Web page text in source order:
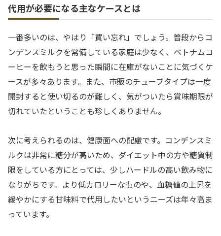
代用が必要になる主なケースとは
一番多いのは、やはり「買い忘れ」でしょう。普段からコ
ンデンスミルクを常備している家庭は少なく、ベトナムコ
ーヒーを飲もうと思った瞬間に在庫がないことに気づくケ
ースが多々あります。また、市販のチューブタイプは一度
開封すると使い切るのが難しく、気がついたら賞味期限が
切れていたということも珍しくありません。
次に考えられるのは、健康面への配慮です。コンデンスミ
ルクは非常に糖分が高いため、ダイエット中の方や糖質制
限をしている方にとっては、少しハードルの高い飲み物に
なりがちです。より低カロリーなものや、血糖値の上昇を
緩やかにする甘味料で代用したいというニーズは年々高ま
っています。